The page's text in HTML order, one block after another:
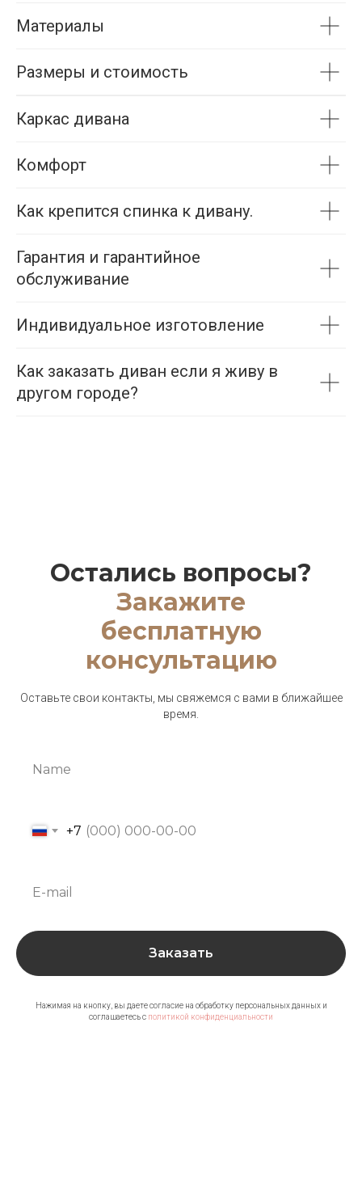
Материалы
Размеры и стоимость
Каркас дивана
Комфорт
Как крепится спинка к дивану.
Гарантия и гарантийное
обслуживание
Индивидуальное изготовление
Как заказать диван если я живу в
другом городе?
Остались вопросы?
Закажите
бесплатную
консультацию
Оставьте свои контакты, мы свяжемся с вами в ближайшее
время.
+7
Заказать
Нажимая на кнопку, вы даете согласие на обработку персональных данных и
соглашаетесь c политикой конфиденциальности